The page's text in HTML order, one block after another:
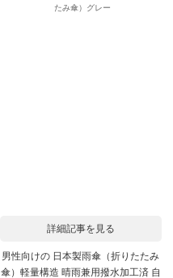
たみ傘）グレー
詳細記事を見る
男性向けの 日本製雨傘（折りたたみ
傘）軽量構造 晴雨兼用撥水加工済 自